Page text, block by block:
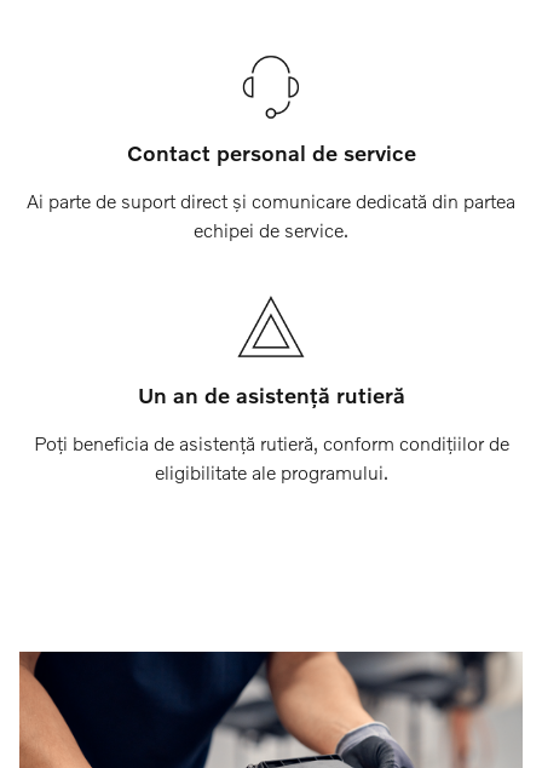
Contact personal de service
Ai parte de suport direct și comunicare dedicată din partea
echipei de service.
Un an de asistență rutieră
Poți beneficia de asistență rutieră, conform condițiilor de
eligibilitate ale programului.